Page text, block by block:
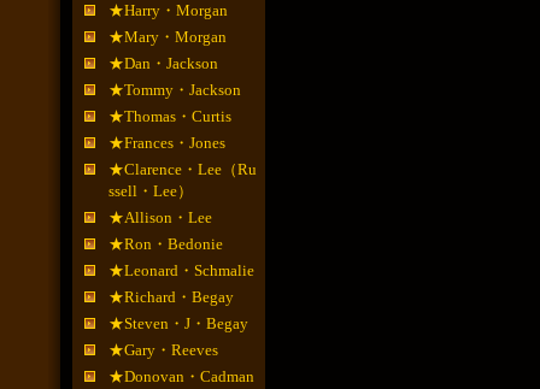
★Harry・Morgan
★Mary・Morgan
★Dan・Jackson
★Tommy・Jackson
★Thomas・Curtis
★Frances・Jones
★Clarence・Lee（Ru
ssell・Lee）
★Allison・Lee
★Ron・Bedonie
★Leonard・Schmalie
★Richard・Begay
★Steven・J・Begay
★Gary・Reeves
★Donovan・Cadman